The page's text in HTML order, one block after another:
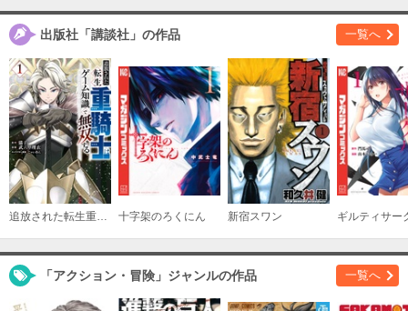
（１５）
必要ポイント：
購入する
（１６）
必要ポイント： 690
購入する
（１７）
必要ポイント：690
購入する
出版社「講談社」の作品 一覧へ
十字架のろくにん 新宿スワン ギルティサー
「アクション・冒険」ジャンルの作品 一覧へ